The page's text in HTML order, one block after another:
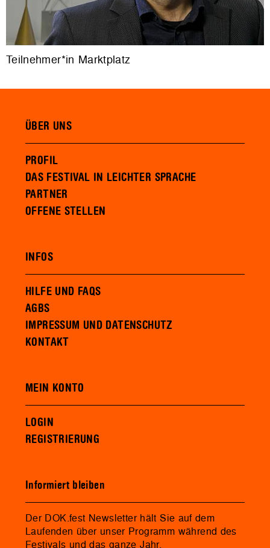
Teilnehmer*in Marktplatz
ÜBER UNS
PROFIL
DAS FESTIVAL IN LEICHTER SPRACHE
PARTNER
OFFENE STELLEN
INFOS
HILFE UND FAQS
AGBS
IMPRESSUM UND DATENSCHUTZ
KONTAKT
MEIN KONTO
LOGIN
REGISTRIERUNG
Informiert bleiben
Der DOK.fest Newsletter hält Sie auf dem
Laufenden über unser Programm während des
Festivals und das ganze Jahr.